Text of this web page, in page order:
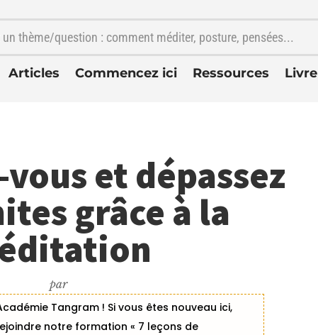
Articles Commencez ici Ressources Livre
et dépassez
grâce à la
par
Tangram ! Si vous êtes nouveau ici,
notre formation « 7 leçons de